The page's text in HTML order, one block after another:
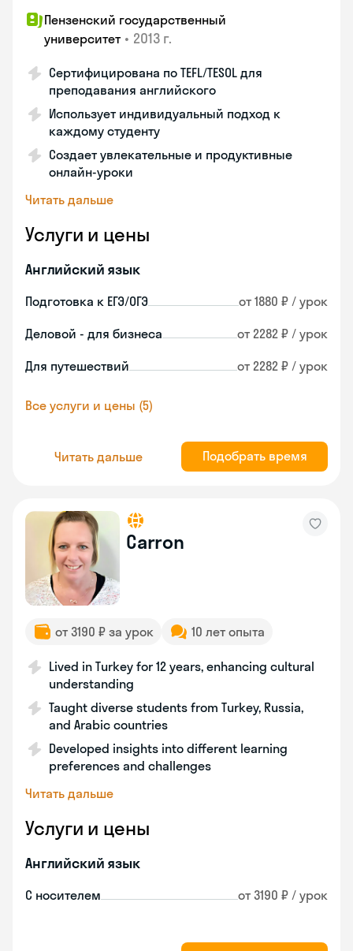
Пензенский государственный
университет • 2013 г.
Сертифицирована по TEFL/TESOL для
преподавания английского
Использует индивидуальный подход к
каждому студенту
Создает увлекательные и продуктивные
онлайн-уроки
Читать дальше
Услуги и цены
Английский язык
Подготовка к ЕГЭ/ОГЭ от 1880 ₽ / урок
Деловой - для бизнеса от 2282 ₽ / урок
Для путешествий от 2282 ₽ / урок
Все услуги и цены (5)
Читать дальше Подобрать время
Carron
от 3190 ₽ за урок 10 лет опыта
Lived in Turkey for 12 years, enhancing cultural
understanding
Taught diverse students from Turkey, Russia,
and Arabic countries
Developed insights into different learning
preferences and challenges
Читать дальше
Услуги и цены
Английский язык
С носителем от 3190 ₽ / урок